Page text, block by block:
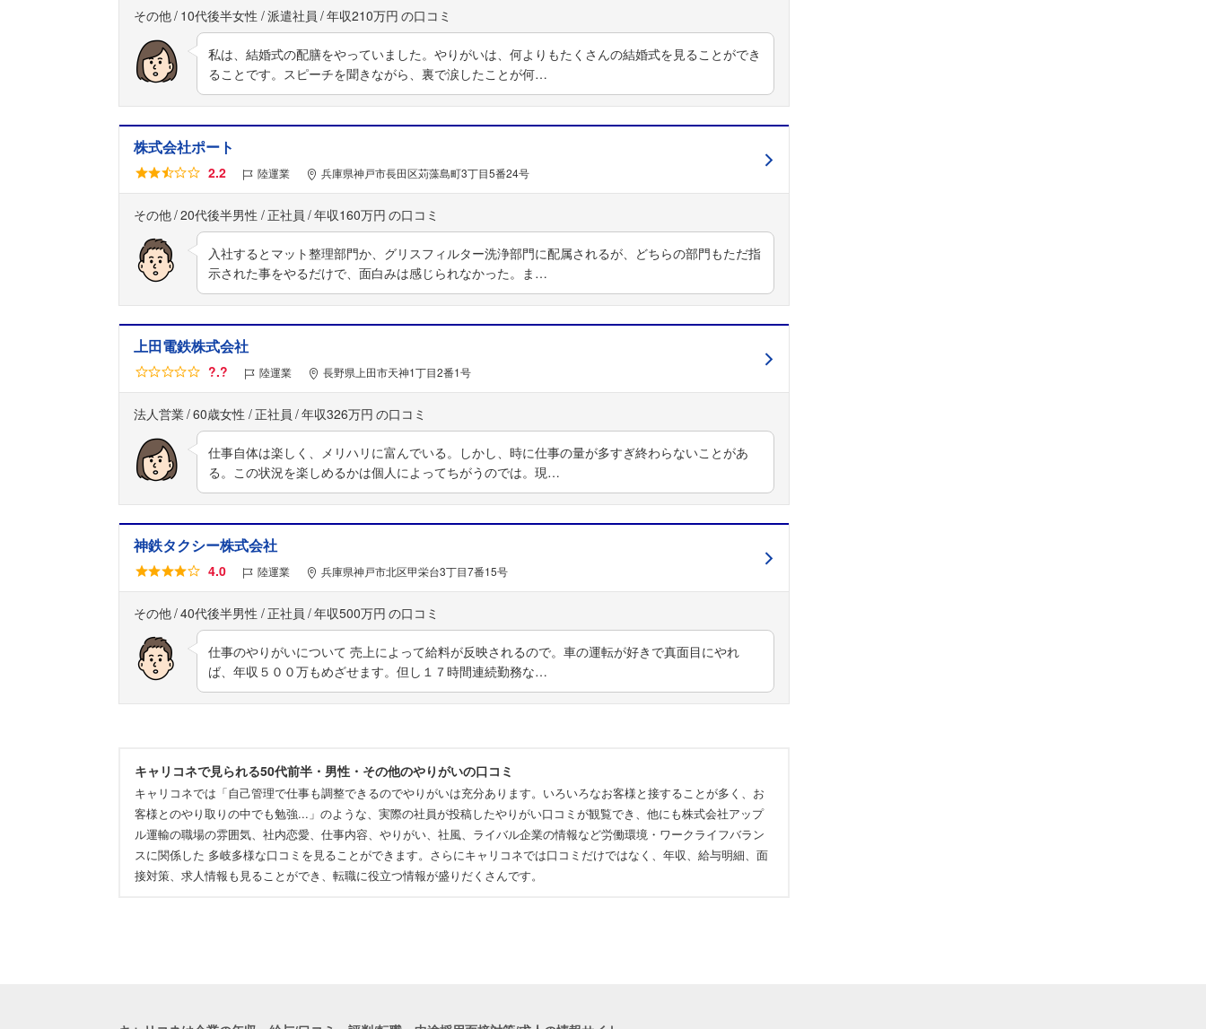
その他 10代後半女性 派遣社員 年収210万円
私は、結婚式の配膳をやっていました。やりがいは、何よりもたくさんの結婚式を見ることができ
ることです。スピーチを聞きながら、裏で涙したことが何…
株式会社ポート
2.2 陸運業 兵庫県神戸市長田区苅藻島町3丁目5番24号
その他 20代後半男性 正社員 年収160万円
入社するとマット整理部門か、グリスフィルター洗浄部門に配属されるが、どちらの部門もただ指
示された事をやるだけで、面白みは感じられなかった。ま…
上田電鉄株式会社
?.? 陸運業 長野県上田市天神1丁目2番1号
法人営業 60歳女性 正社員 年収326万円
仕事自体は楽しく、メリハリに富んでいる。しかし、時に仕事の量が多すぎ終わらないことがあ
る。この状況を楽しめるかは個人によってちがうのでは。現…
神鉄タクシー株式会社
4.0 陸運業 兵庫県神戸市北区甲栄台3丁目7番15号
その他 40代後半男性 正社員 年収500万円
仕事のやりがいについて 売上によって給料が反映されるので。車の運転が好きで真面目にやれ
ば、年収５００万もめざせます。但し１７時間連続勤務な…
キャリコネで見られる50代前半・男性・その他のやりがいの口コミ
キャリコネでは「自己管理で仕事も調整できるのでやりがいは充分あります。いろいろなお客様と接することが多く、お
客様とのやり取りの中でも勉強...」のような、実際の社員が投稿したやりがい口コミが観覧でき、他にも株式会社アップ
ル運輸の職場の雰囲気、社内恋愛、仕事内容、やりがい、社風、ライバル企業の情報など労働環境・ワークライフバラン
スに関係した 多岐多様な口コミを見ることができます。さらにキャリコネでは口コミだけではなく、年収、給与明細、面
接対策、求人情報も見ることができ、転職に役立つ情報が盛りだくさんです。